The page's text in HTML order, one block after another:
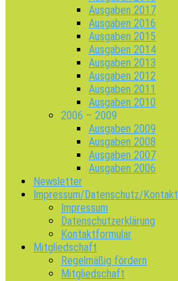
Ausgaben 2017
Ausgaben 2016
Ausgaben 2015
Ausgaben 2014
Ausgaben 2013
Ausgaben 2012
Ausgaben 2011
Ausgaben 2010
2006 – 2009
Ausgaben 2009
Ausgaben 2008
Ausgaben 2007
Ausgaben 2006
Newsletter
Impressum/Datenschutz/Kontakt
Impressum
Datenschutzerklärung
Kontaktformular
Mitgliedschaft
Regelmäßig fördern
Mitgliedschaft